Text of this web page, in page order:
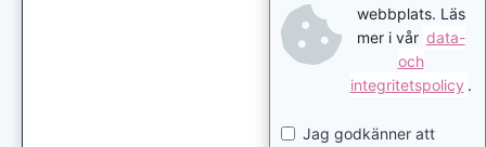
webbplats. Läs
mer i vår data-
och
integritetspolicy .
Jag godkänner att